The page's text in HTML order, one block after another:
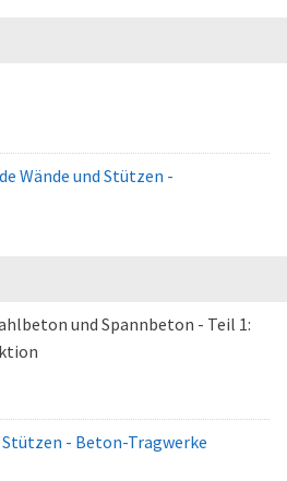
Wände und Stützen -
und Spannbeton - Teil 1:
- Beton-Tragwerke